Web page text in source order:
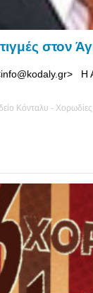
στον
Η
Κόνταλυ -